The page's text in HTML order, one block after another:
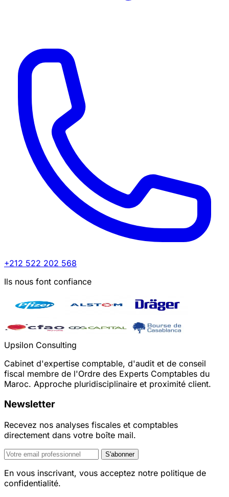
+212 522 202 568
Ils nous font confiance
Upsilon Consulting
Cabinet d'expertise comptable, d'audit et de conseil
fiscal membre de l'Ordre des Experts Comptables du
Maroc. Approche pluridisciplinaire et proximité client.
Newsletter
Recevez nos analyses fiscales et comptables
directement dans votre boîte mail.
S'abonner
En vous inscrivant, vous acceptez notre politique de
confidentialité.